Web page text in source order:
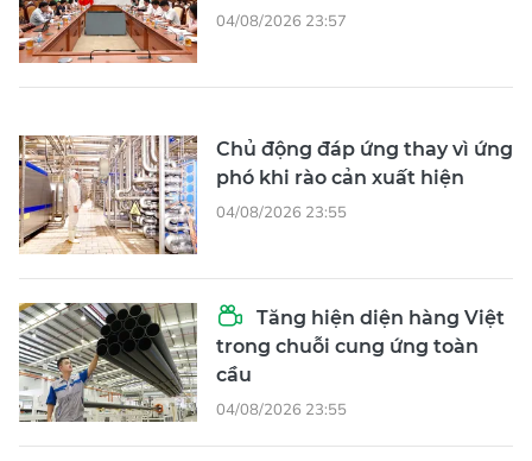
04/08/2026 23:57
Chủ động đáp ứng thay vì ứng
phó khi rào cản xuất hiện
04/08/2026 23:55
Tăng hiện diện hàng Việt
trong chuỗi cung ứng toàn
cầu
04/08/2026 23:55